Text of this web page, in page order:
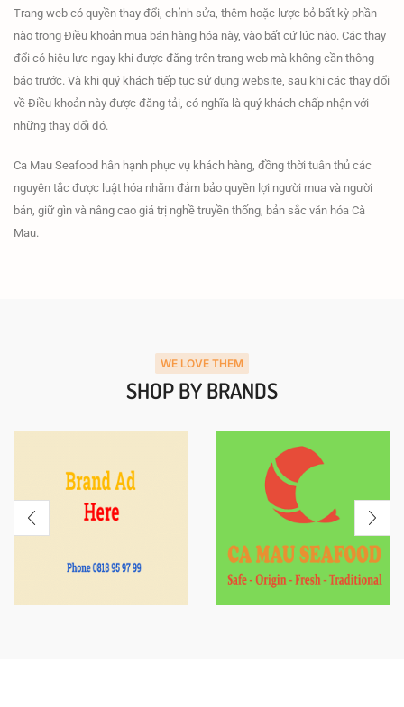
Trang web có quyền thay đổi, chỉnh sửa, thêm hoặc lược bỏ bất kỳ phần
nào trong Điều khoản mua bán hàng hóa này, vào bất cứ lúc nào. Các thay
đổi có hiệu lực ngay khi được đăng trên trang web mà không cần thông
báo trước. Và khi quý khách tiếp tục sử dụng website, sau khi các thay đổi
về Điều khoản này được đăng tải, có nghĩa là quý khách chấp nhận với
những thay đổi đó.
Ca Mau Seafood hân hạnh phục vụ khách hàng, đồng thời tuân thủ các
nguyên tắc được luật hóa nhằm đảm bảo quyền lợi người mua và người
bán, giữ gìn và nâng cao giá trị nghề truyền thống, bản sắc văn hóa Cà
Mau.
WE LOVE THEM
SHOP BY BRANDS